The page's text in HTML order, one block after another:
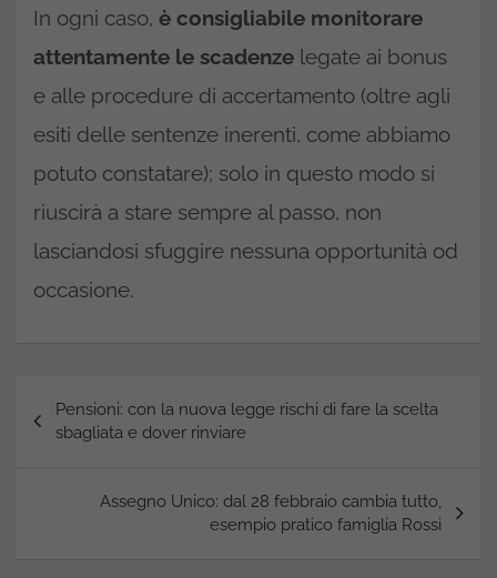
In ogni caso, è consigliabile monitorare
attentamente le scadenze legate ai bonus
e alle procedure di accertamento (oltre agli
esiti delle sentenze inerenti, come abbiamo
potuto constatare); solo in questo modo si
riuscirà a stare sempre al passo, non
lasciandosi sfuggire nessuna opportunità od
occasione.
Navigazione
articoli
Pensioni: con la nuova legge rischi di fare la scelta
sbagliata e dover rinviare
Assegno Unico: dal 28 febbraio cambia tutto,
esempio pratico famiglia Rossi